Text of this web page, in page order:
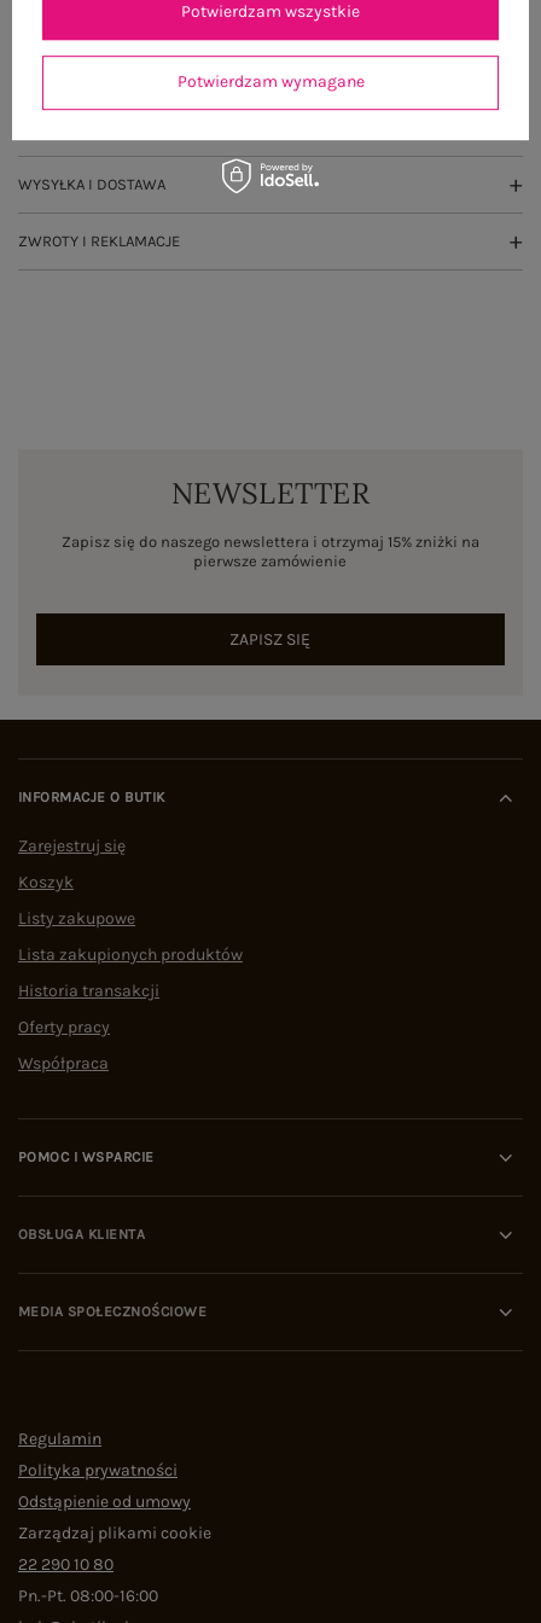
WYSYŁKA I DOSTAWA
ZWROTY I REKLAMACJE
NEWSLETTER
Zapisz się do naszego newslettera i otrzymaj 15% zniżki na
pierwsze zamówienie
ZAPISZ SIĘ
INFORMACJE O BUTIK
Zarejestruj się
Koszyk
Listy zakupowe
Lista zakupionych produktów
Historia transakcji
Oferty pracy
Współpraca
POMOC I WSPARCIE
OBSŁUGA KLIENTA
MEDIA SPOŁECZNOŚCIOWE
Regulamin
Polityka prywatności
Odstąpienie od umowy
Zarządzaj plikami cookie
22 290 10 80
Pn.-Pt. 08:00-16:00
Potwierdzam wymagane
Potwierdzam wszystkie